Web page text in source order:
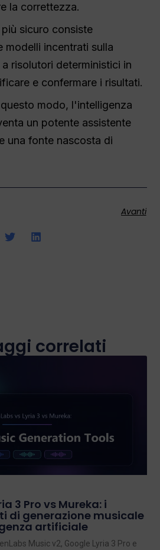
la correttezza.
sicuro consiste
modelli incentrati sulla
risolutori deterministici in
e confermare i risultati.
modo, l'intelligenza
un potente assistente
una fonte nascosta di
Avanti
correlati
3 Pro vs Mureka: i
di generazione musicale
artificiale
Music v2, Google Lyria 3 Pro e